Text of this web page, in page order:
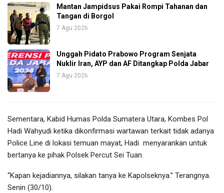
Mantan Jampidsus Pakai Rompi Tahanan dan
Tangan di Borgol
7 Agu 2026
Unggah Pidato Prabowo Program Senjata
Nuklir Iran, AYP dan AF Ditangkap Polda Jabar
7 Agu 2026
Sementara, Kabid Humas Polda Sumatera Utara, Kombes Pol
Hadi Wahyudi ketika dikonfirmasi wartawan terkait tidak adanya
Police Line di lokasi temuan mayat, Hadi menyarankan untuk
bertanya ke pihak Polsek Percut Sei Tuan.
“Kapan kejadiannya, silakan tanya ke Kapolseknya.” Terangnya.
Senin (30/10).